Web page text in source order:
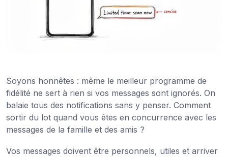
Soyons honnêtes : même le meilleur programme de
fidélité ne sert à rien si vos messages sont ignorés. On
balaie tous des notifications sans y penser. Comment
sortir du lot quand vous êtes en concurrence avec les
messages de la famille et des amis ?
Vos messages doivent être personnels, utiles et arriver